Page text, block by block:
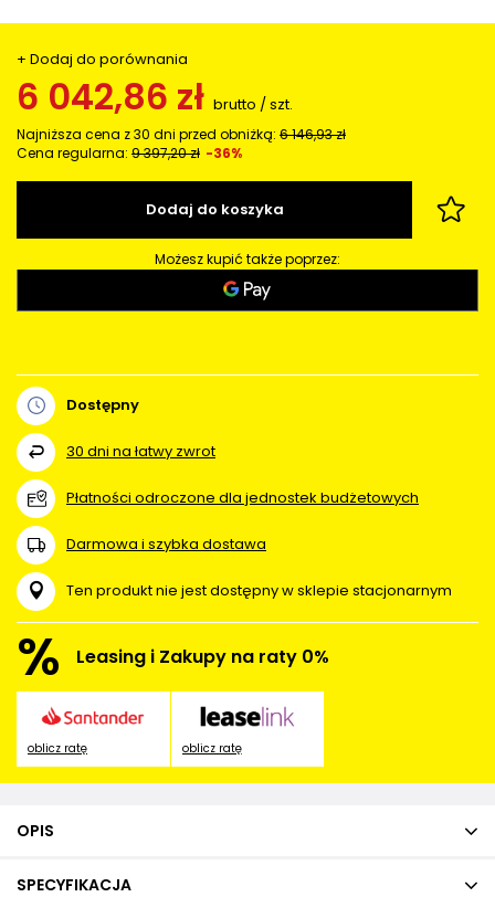
+ Dodaj do porównania
6 042,86 zł brutto /szt.
Najniższa cena z 30 dni przed obniżką: 6 146,93 zł
Cena regularna: 9 397,20 zł -36%
Dodaj do koszyka
Możesz kupić także poprzez:
Dostępny
30 dni na łatwy zwrot
Płatności odroczone dla jednostek budżetowych
Darmowa i szybka dostawa
Ten produkt nie jest dostępny w sklepie stacjonarnym
% Leasing i Zakupy na raty 0%
oblicz ratę oblicz ratę
OPIS
SPECYFIKACJA